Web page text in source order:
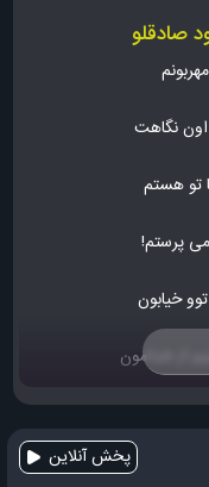
صادقلو
نگاهت
تو هستم
پرستم!
خیابون
از خدامون
هستم
ترسم
پخش آنلاین